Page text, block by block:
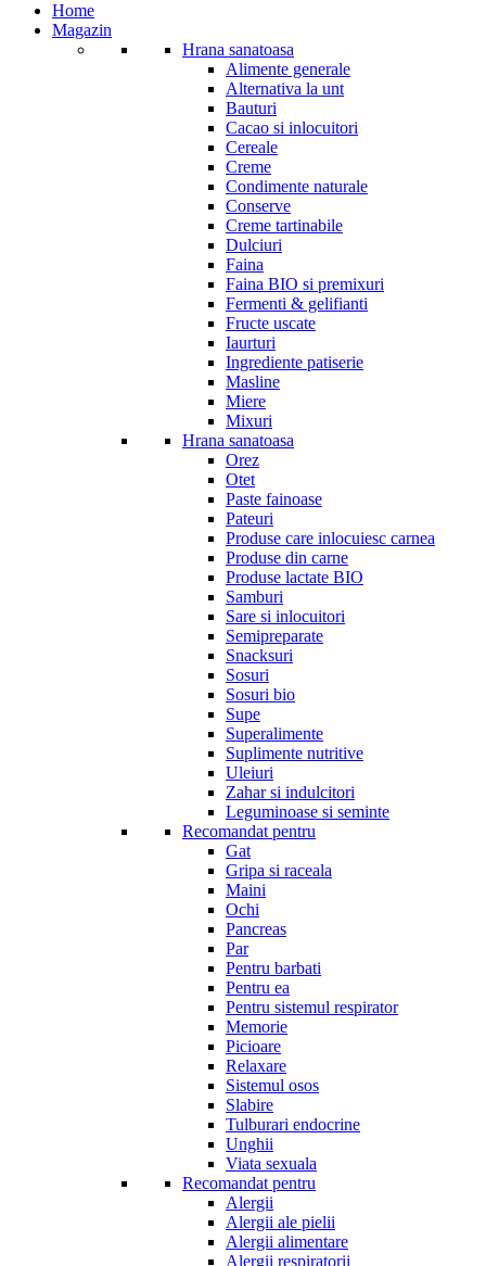
Home
Magazin
Hrana sanatoasa
Alimente generale
Alternativa la unt
Bauturi
Cacao si inlocuitori
Cereale
Creme
Condimente naturale
Conserve
Creme tartinabile
Dulciuri
Faina
Faina BIO si premixuri
Fermenti & gelifianti
Fructe uscate
Iaurturi
Ingrediente patiserie
Masline
Miere
Mixuri
Hrana sanatoasa
Orez
Otet
Paste fainoase
Pateuri
Produse care inlocuiesc carnea
Produse din carne
Produse lactate BIO
Samburi
Sare si inlocuitori
Semipreparate
Snacksuri
Sosuri
Sosuri bio
Supe
Superalimente
Suplimente nutritive
Uleiuri
Zahar si indulcitori
Leguminoase si seminte
Recomandat pentru
Gat
Gripa si raceala
Maini
Ochi
Pancreas
Par
Pentru barbati
Pentru ea
Pentru sistemul respirator
Memorie
Picioare
Relaxare
Sistemul osos
Slabire
Tulburari endocrine
Unghii
Viata sexuala
Recomandat pentru
Alergii
Alergii ale pielii
Alergii alimentare
Alergii respiratorii